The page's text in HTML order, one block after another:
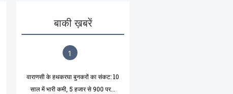
बाकी ख़बरें
1
वाराणसी के हथकरघा बुनकरों का संकट: 10
साल में भारी कमी, 5 हजार से 900 पर...